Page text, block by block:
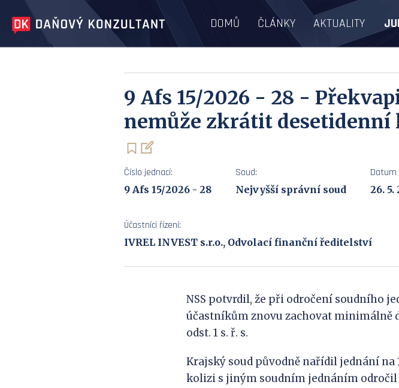
DOMŮ ČLÁNKY AKTUALITY
9 Afs 15/2026 - 28 -
nemůže zkrátit desetidenní
Číslo jednací:
9 Afs 15/2026 - 28
Soud:
Nejvyšší správní soud
Datum
26. 5.
Účastníci řízení:
IVREL INVEST s.r.o., Odvolací finanční ředitelství
NSS potvrdil, že při odročení soudního
účastníkům znovu zachovat minimálně
odst. 1 s. ř. s.
Krajský soud původně nařídil jednání na
kolizi s jiným soudním jednáním odročil